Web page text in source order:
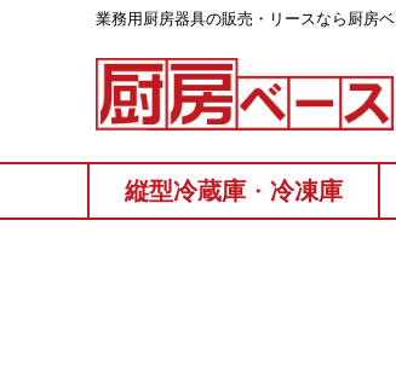
業務⽤厨房器具の販売・リースなら厨房
縦型冷蔵庫 ・ 冷凍庫